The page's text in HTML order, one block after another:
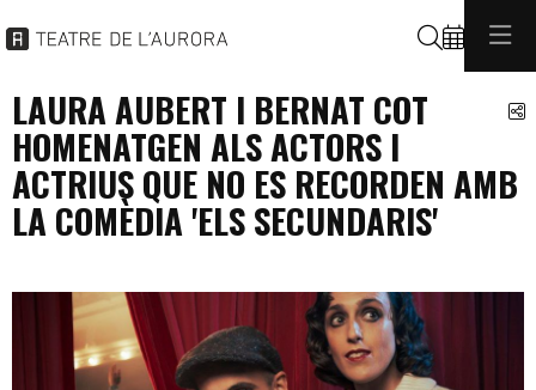
Cerca
LAURA AUBERT I BERNAT COT
HOMENATGEN ALS ACTORS I
ACTRIUS QUE NO ES RECORDEN AMB
LA COMÈDIA 'ELS SECUNDARIS'